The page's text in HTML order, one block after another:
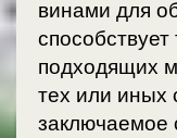
винами для
подходящих
тех или иных
заключаемое